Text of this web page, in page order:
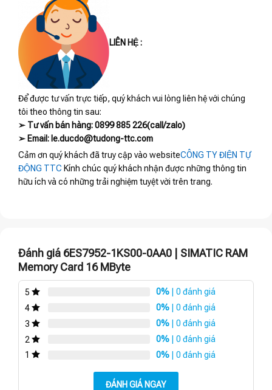
LIÊN HỆ :
Để được tư vấn trực tiếp, quý khách vui lòng liên hệ với chúng
tôi theo thông tin sau:
➢ Tư vấn bán hàng: 0899 885 226(call/zalo)
➢ Email: le.ducdo@tudong-ttc.com
Cảm ơn quý khách đã truy cập vào websiteCÔNG TY ĐIỆN TỰ
ĐỘNG TTC Kính chúc quý khách nhận được những thông tin
hữu ích và có những trải nghiệm tuyệt vời trên trang.
Đánh giá 6ES7952-1KS00-0AA0 | SIMATIC RAM
Memory Card 16 MByte
5 0% | 0 đánh giá
4
0% | 0 đánh giá
3
0% | 0 đánh giá
2
0% | 0 đánh giá
1
0% | 0 đánh giá
ĐÁNH GIÁ NGAY